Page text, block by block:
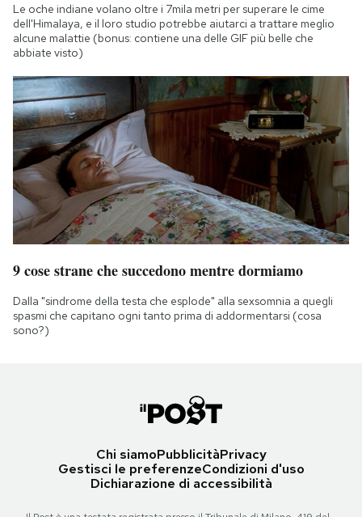
Le oche indiane volano oltre i 7mila metri per superare le cime
dell'Himalaya, e il loro studio potrebbe aiutarci a trattare meglio
alcune malattie (bonus: contiene una delle GIF più belle che
abbiate visto)
9 cose strane che succedono mentre dormiamo
Dalla "sindrome della testa che esplode" alla sexsomnia a quegli
spasmi che capitano ogni tanto prima di addormentarsi (cosa
sono?)
Chi siamoPubblicitàPrivacy
Gestisci le preferenzeCondizioni d'uso
Dichiarazione di accessibilità